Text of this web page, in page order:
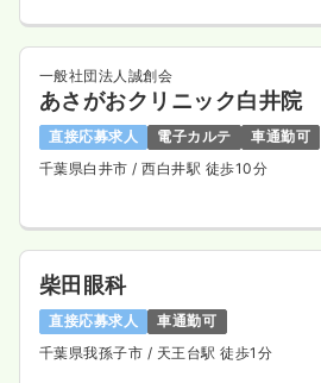
一般社団法人誠創会
あさがおクリニック白井院
直接応募求人 電子カルテ
車通勤可
千葉県白井市 / 西白井駅 徒歩10分
柴田眼科
直接応募求人
車通勤可
千葉県我孫子市 / 天王台駅 徒歩1分